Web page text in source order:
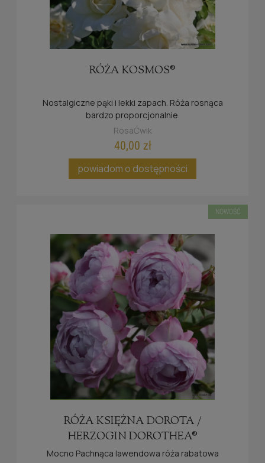
RÓŻA KOSMOS®
Nostalgiczne pąki i lekki zapach. Róża rosnąca
bardzo proporcjonalnie.
RosaĆwik
40,00 zł
powiadom o dostępności
RÓŻA KSIĘŻNA DOROTA /
HERZOGIN DOROTHEA®
Mocno Pachnąca lawendowa róża rabatowa
NOWOŚĆ